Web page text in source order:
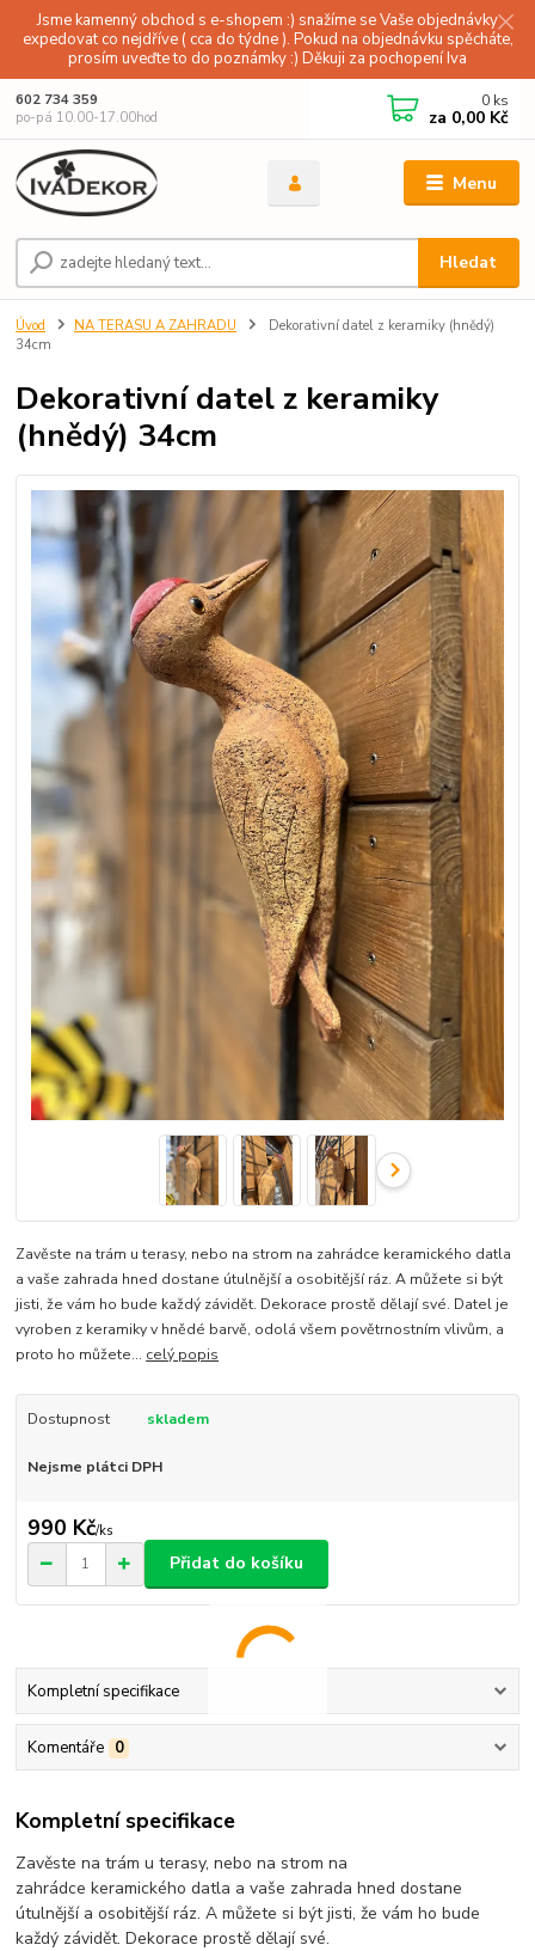
Jsme kamenný obchod s e-shopem :) snažíme se Vaše objednávky
expedovat co nejdříve ( cca do týdne ). Pokud na objednávku spěcháte,
prosím uveďte to do poznámky :) Děkuji za pochopení Iva
Menu
Hledat
602 734 359
po-pá 10.00-17.00hod
0 ks
za 0,00 Kč
Úvod NA TERASU A ZAHRADU
Dekorativní datel z keramiky (hnědý)
34cm
Dekorativní datel z keramiky
(hnědý) 34cm
Zavěste na trám u terasy, nebo na strom na zahrádce keramického datla
a vaše zahrada hned dostane útulnější a osobitější ráz. A můžete si být
jisti, že vám ho bude každý závidět. Dekorace prostě dělají své. Datel je
vyroben z keramiky v hnědé barvě, odolá všem povětrnostním vlivům, a
proto ho můžete... celý popis
Dostupnost skladem
Nejsme plátci DPH
990 Kč/ks
Přidat do košíku
Kompletní specifikace
Komentáře 0
Kompletní specifikace
Zavěste na trám u terasy, nebo na strom na
zahrádce keramického datla a vaše zahrada hned dostane
útulnější a osobitější ráz. A můžete si být jisti, že vám ho bude
každý závidět. Dekorace prostě dělají své.